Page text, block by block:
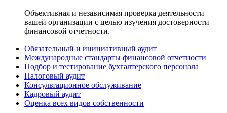
Объективная и независимая проверка деятельности
вашей организации с целью изучения достоверности
финансовой отчетности.
Обязательный и инициативный аудит
Международные стандарты финансовой отчетности
Подбор и тестирование бухгалтерского персонала
Налоговый аудит
Консультационное обслуживание
Кадровый аудит
Оценка всех видов собственности